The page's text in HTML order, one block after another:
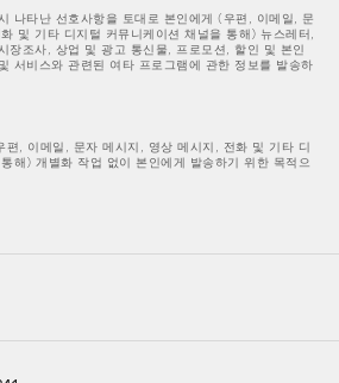
나타난 선호사항을 토대로 본인에게 (우편, 이메일, 문
및 기타 디지털 커뮤니케이션 채널을 통해) 뉴스레터,
장조사, 상업 및 광고 통신물, 프로모션, 할인 및 본인
서비스와 관련된 여타 프로그램에 관한 정보를 발송하
편, 이메일, 문자 메시지, 영상 메시지, 전화 및 기타 디
해) 개별화 작업 없이 본인에게 발송하기 위한 목적으